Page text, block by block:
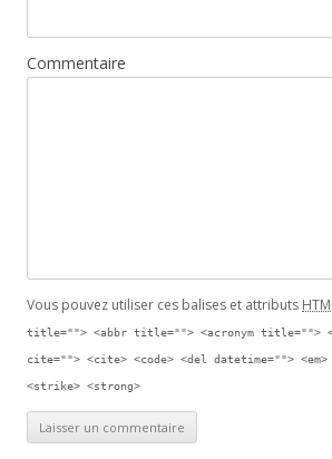
Commentaire
Vous pouvez utiliser ces balises et attributs
title=""> <abbr title=""> <acronym title="">
cite=""> <cite> <code> <del datetime="">
<strike> <strong>